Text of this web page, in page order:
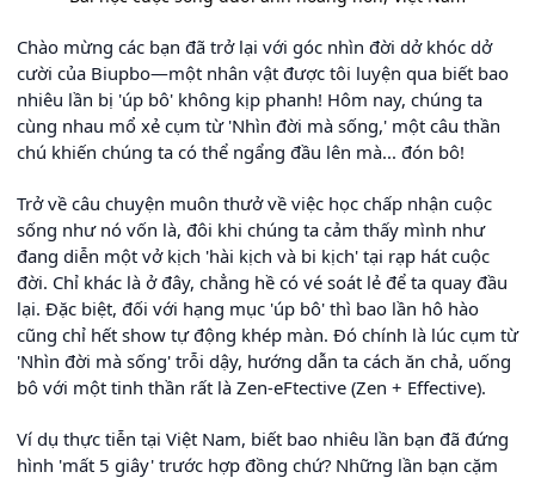
Chào mừng các bạn đã trở lại với góc nhìn đời dở khóc dở
cười của Biupbo—một nhân vật được tôi luyện qua biết bao
nhiêu lần bị 'úp bô' không kịp phanh! Hôm nay, chúng ta
cùng nhau mổ xẻ cụm từ 'Nhìn đời mà sống,' một câu thần
chú khiến chúng ta có thể ngẩng đầu lên mà... đón bô!
Trở về câu chuyện muôn thưở về việc học chấp nhận cuộc
sống như nó vốn là, đôi khi chúng ta cảm thấy mình như
đang diễn một vở kịch 'hài kịch và bi kịch' tại rạp hát cuộc
đời. Chỉ khác là ở đây, chẳng hề có vé soát lẻ để ta quay đầu
lại. Đặc biệt, đối với hạng mục 'úp bô' thì bao lần hô hào
cũng chỉ hết show tự động khép màn. Đó chính là lúc cụm từ
'Nhìn đời mà sống' trỗi dậy, hướng dẫn ta cách ăn chả, uống
bô với một tinh thần rất là Zen-eFtective (Zen + Effective).
Ví dụ thực tiễn tại Việt Nam, biết bao nhiêu lần bạn đã đứng
hình 'mất 5 giây' trước hợp đồng chứ? Những lần bạn cặm